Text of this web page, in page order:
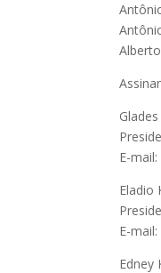
E-
Eladio
E-
Edney